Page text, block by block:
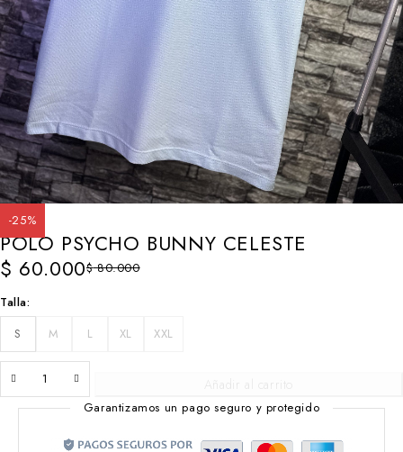
-25%
POLO PSYCHO BUNNY CELESTE
$80.000
$ 60.000
Talla
S
M L XL XXL
Añadir al carrito
Garantizamos un pago seguro y protegido